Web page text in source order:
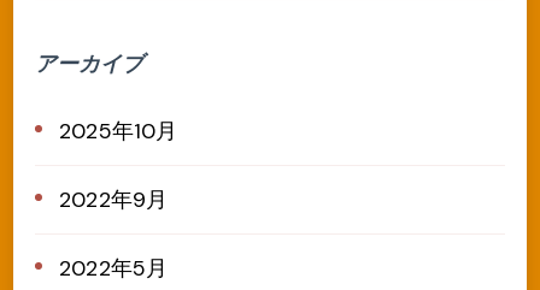
アーカイブ
2025年10月
2022年9月
2022年5月